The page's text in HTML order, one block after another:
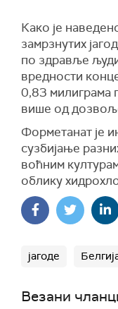
Како је
замрзнутих
по здравље
вредности
0,83 милиграма
више од
Форметанат је
сузбијање
воћним
облику
јагоде
Везани